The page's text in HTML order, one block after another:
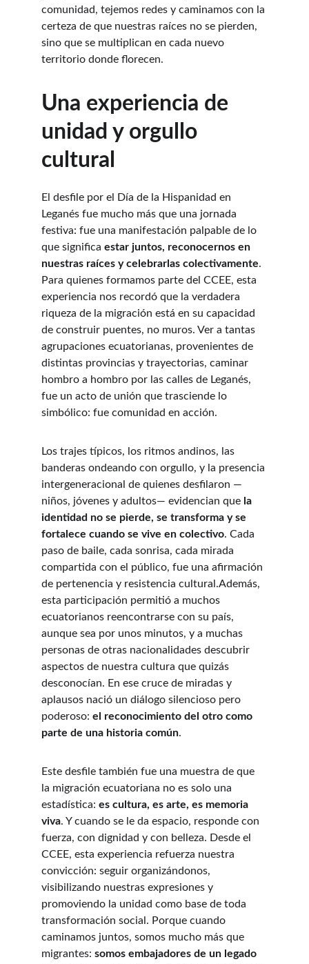
comunidad, tejemos redes y caminamos con la
certeza de que nuestras raíces no se pierden,
sino que se multiplican en cada nuevo
territorio donde florecen.
Una experiencia de
unidad y orgullo
cultural
El desfile por el Día de la Hispanidad en
Leganés fue mucho más que una jornada
festiva: fue una manifestación palpable de lo
que significa estar juntos, reconocernos en
nuestras raíces y celebrarlas colectivamente.
Para quienes formamos parte del CCEE, esta
experiencia nos recordó que la verdadera
riqueza de la migración está en su capacidad
de construir puentes, no muros. Ver a tantas
agrupaciones ecuatorianas, provenientes de
distintas provincias y trayectorias, caminar
hombro a hombro por las calles de Leganés,
fue un acto de unión que trasciende lo
simbólico: fue comunidad en acción.
Los trajes típicos, los ritmos andinos, las
banderas ondeando con orgullo, y la presencia
intergeneracional de quienes desfilaron —
niños, jóvenes y adultos— evidencian que la
identidad no se pierde, se transforma y se
fortalece cuando se vive en colectivo. Cada
paso de baile, cada sonrisa, cada mirada
compartida con el público, fue una afirmación
de pertenencia y resistencia cultural.Además,
esta participación permitió a muchos
ecuatorianos reencontrarse con su país,
aunque sea por unos minutos, y a muchas
personas de otras nacionalidades descubrir
aspectos de nuestra cultura que quizás
desconocían. En ese cruce de miradas y
aplausos nació un diálogo silencioso pero
poderoso: el reconocimiento del otro como
parte de una historia común.
Este desfile también fue una muestra de que
la migración ecuatoriana no es solo una
estadística: es cultura, es arte, es memoria
viva. Y cuando se le da espacio, responde con
fuerza, con dignidad y con belleza. Desde el
CCEE, esta experiencia refuerza nuestra
convicción: seguir organizándonos,
visibilizando nuestras expresiones y
promoviendo la unidad como base de toda
transformación social. Porque cuando
caminamos juntos, somos mucho más que
migrantes: somos embajadores de un legado